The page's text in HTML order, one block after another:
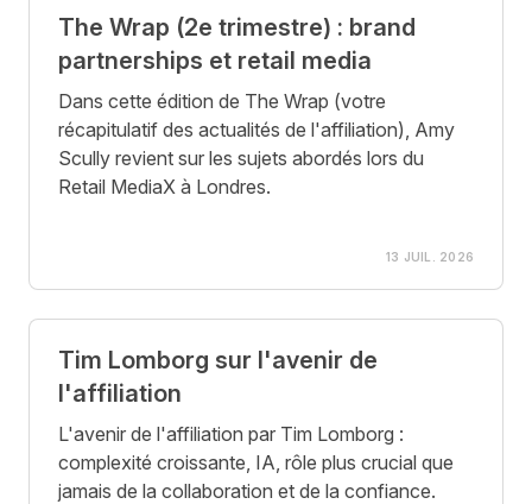
The Wrap (2e trimestre) : brand
partnerships et retail media
Dans cette édition de The Wrap (votre
récapitulatif des actualités de l'affiliation), Amy
Scully revient sur les sujets abordés lors du
Retail MediaX à Londres.
13 JUIL. 2026
Tim Lomborg sur l'avenir de
l'affiliation
L'avenir de l'affiliation par Tim Lomborg :
complexité croissante, IA, rôle plus crucial que
jamais de la collaboration et de la confiance.